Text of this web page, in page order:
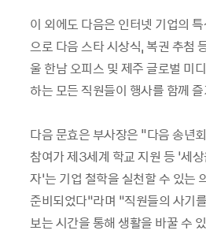
이 외에도 다음은 인터넷 기업의
으로 다음 스타 시상식, 복권 추첨
울 한남 오피스 및 제주 글로벌 미
하는 모든 직원들이 행사를 함께
다음 문효은 부사장은 "다음 송년
참여가 제3세계 학교 지원 등 ‘세
자’는 기업 철학을 실천할 수 있는
준비되었다”라며 “직원들의 사기
보는 시간을 통해 생활을 바꿀 수